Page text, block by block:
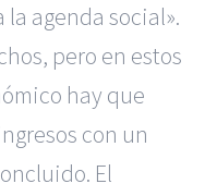
agenda social».
pero en estos
hay que
con un
El